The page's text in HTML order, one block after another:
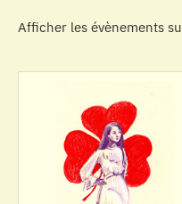
Afficher les évènements